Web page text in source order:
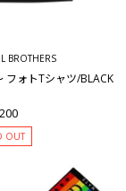
BROTHERS
フォトTシャツ/BLACK
OUT